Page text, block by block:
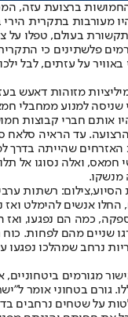
ברצועת עזה,
מעורבות בתקרית
בעולם, טפלו על
פלשתינים כי
באוויר על עזתים, לבל
מזוהות דאעש
למנוע ממחבלי
אותם חברי קבוצות
הרצועה. עד הראיה סלאח
האזרחים שהייתה בדרך
חמאס, ואלה נסוגו אל
מנשקו.
רשתות
אנשים להימלט ואז
כמה הם נפגעו,
שניים מהם לפחות.
נרחב שמהלכו נפגעו
מגורמים
גורם בטחוני אומר
על שטחים נרחבים